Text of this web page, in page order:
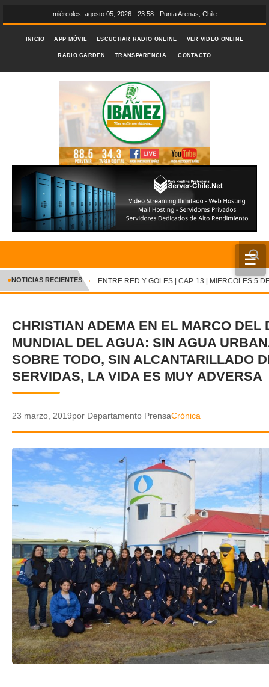
miércoles, agosto 05, 2026 - 23:58 - Punta Arenas, Chile
INICIO APP MÓVIL ESCUCHAR RADIO ONLINE VER VIDEO ONLINE
RADIO GARDEN TRANSPARENCIA. CONTACTO
☰
INICIO
CRÓNICA
DEPORTES
ENTRETENIMIENTO Y CULTURA
POLICIAL
VIDEOS
GALERIA DE FOTOS
APP MÓVIL
TRANSPARENCIA
✕
●NOTICIAS RECIENTES ENTRE RED Y GOLES | CAP. 13 | MIERCOLES 5 DE
CHRISTIAN ADEMA EN EL MARCO DEL
MUNDIAL DEL AGUA: SIN AGUA
SOBRE TODO, SIN ALCANTARILLADO
SERVIDAS, LA VIDA ES MUY ADVERSA
23 marzo, 2019por Departamento PrensaCrónica